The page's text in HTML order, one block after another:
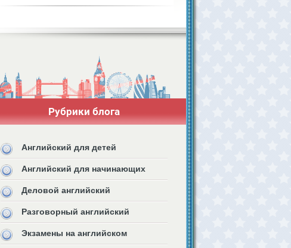
Рубрики блога
Английский для детей
Английский для начинающих
Деловой английский
Разговорный английский
Экзамены на английском